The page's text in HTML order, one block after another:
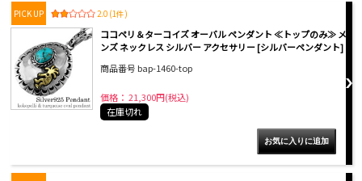
PICK UP 2.0 (1件)
ココペリ＆ターコイズ オーバル ペンダント ≪トップのみ≫ メ
ンズ ネックレス シルバー アクセサリー [シルバーペンダント]
商品番号 bap-1460-top
価格： 21,300円(税込)
在庫切れ